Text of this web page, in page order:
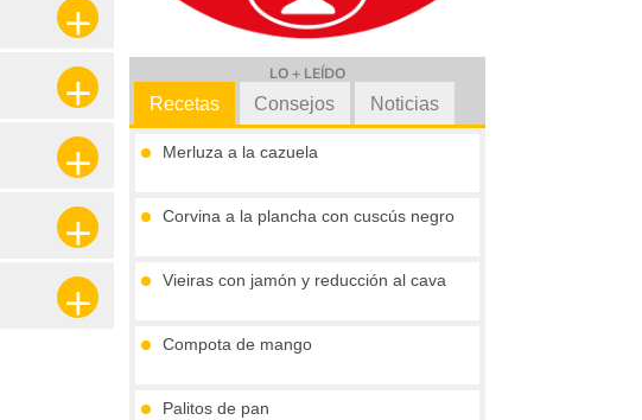
LO + LEÍDO
Recetas
Merluza a la cazuela
Corvina a la plancha con cuscús negro
Vieiras con jamón y reducción al cava
Compota de mango
Palitos de pan
Consejos Noticias